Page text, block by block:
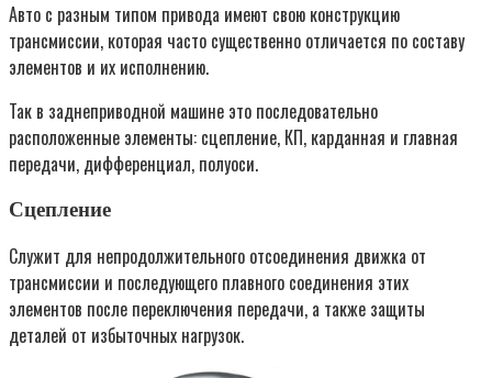
Авто с разным типом привода имеют свою конструкцию
трансмиссии, которая часто существенно отличается по составу
элементов и их исполнению.
Так в заднеприводной машине это последовательно
расположенные элементы: сцепление, КП, карданная и главная
передачи, дифференциал, полуоси.
Сцепление
Служит для непродолжительного отсоединения движка от
трансмиссии и последующего плавного соединения этих
элементов после переключения передачи, а также защиты
деталей от избыточных нагрузок.